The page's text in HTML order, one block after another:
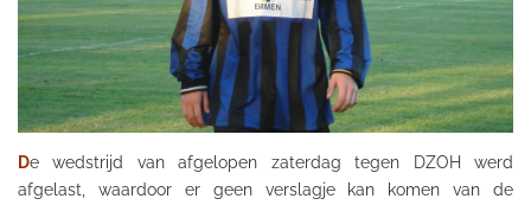
De wedstrijd van afgelopen zaterdag tegen DZOH
werd
afgelast,
waardoor er geen verslagje kan komen van de